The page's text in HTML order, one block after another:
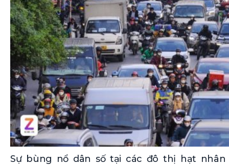
Sự bùng nổ dân số tại các đô thị hạt